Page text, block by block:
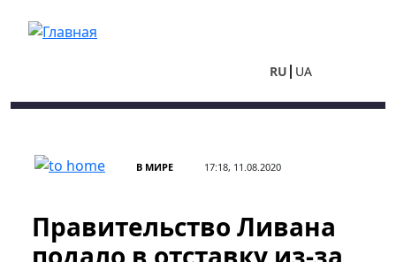
RU UA
В МИРЕ 17:18, 11.08.2020
Правительство Ливана